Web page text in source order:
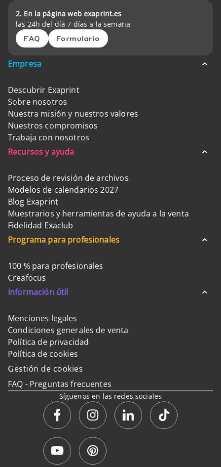
2. En la página web exaprint.es
las 24h del día 7 días a la semana
FAQ Formulario
Empresa
Descubrir Exaprint
Sobre nosotros
Nuestra misión y nuestros valores
Nuestros compromisos
Trabaja con nosotros
Recursos y ayuda
Proceso de revisión de archivos
Modelos de calendarios 2027
Blog Exaprint
Muestrarios y herramientas de ayuda a la venta
Fidelidad Exaclub
Programa para profesionales
100 % para profesionales
Creafocus
Información útil
Menciones legales
Condiciones generales de venta
Política de privacidad
Política de cookies
Gestión de cookies
FAQ - Preguntas frecuentes
Síguenos en las redes sociales